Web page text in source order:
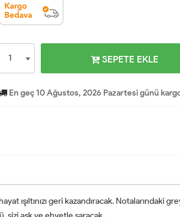
SEPETE EKLE
En geç 10 Ağustos, 2026 Pazartesi günü
ışıltınızı geri kazandıracak. Notalarındaki